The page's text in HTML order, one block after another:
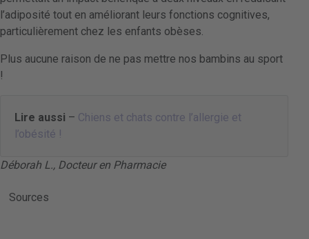
l’adiposité tout en améliorant leurs fonctions cognitives,
particulièrement chez les enfants obèses.
Plus aucune raison de ne pas mettre nos bambins au sport
!
Lire aussi – Chiens et chats contre l’allergie et
l’obésité !
Déborah L., Docteur en Pharmacie
Sources